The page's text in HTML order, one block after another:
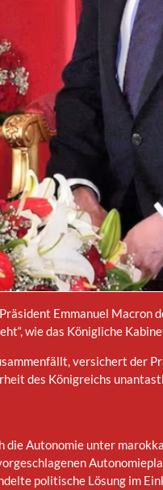
Emmanuel Macron
wie das Königliche
versichert der
des Königreichs
Autonomie unter
politische Lösung im